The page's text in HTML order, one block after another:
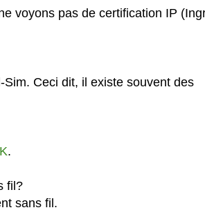
voyons pas de certification IP
Ceci dit, il existe souvent des
.
fil?
sans fil.